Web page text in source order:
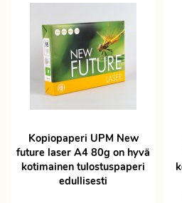
Kopiopaperi UPM New
future laser A4 80g on hyvä
kotimainen tulostuspaperi
edullisesti